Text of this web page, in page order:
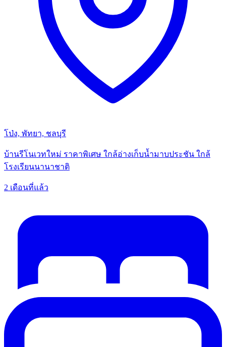
โป่ง, พัทยา, ชลบุรี
บ้านรีโนเวทใหม่ ราคาพิเศษ ใกล้อ่างเก็บน้ำมาบประชัน ใกล้
โรงเรียนนานาชาติ
2 เดือนที่แล้ว